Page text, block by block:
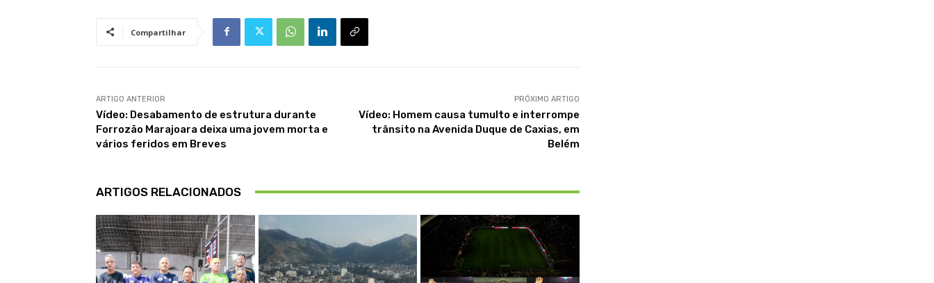
Compartilhar
ARTIGO ANTERIOR
Vídeo: Desabamento de estrutura durante
Forrozão Marajoara deixa uma jovem morta e
vários feridos em Breves
PRÓXIMO ARTIGO
Vídeo: Homem causa tumulto e interrompe
trânsito na Avenida Duque de Caxias, em
Belém
ARTIGOS RELACIONADOS